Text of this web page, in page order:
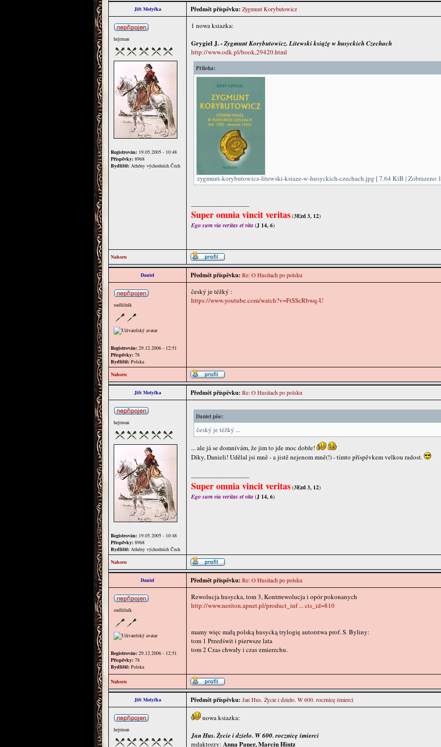
Jiří Motyčka Předmět příspěvku: Zygmunt Korybutowicz
hejtman
Registrován: 19.05.2005 - 10:48
Příspěvky: 8968
Bydliště: Athény východních Čech
1 nowa ksiazka:
Grygiel J. -Zygmunt Korybutowicz. Litewski książę w husyckich Czechach
http://www.odk.pl/book,29420.html
Příloha:
zygmunt-korybutowicz-litewski-ksiaze-w-husyckich-czechach.jpg [ 7.64 KiB | Zobrazeno
Super omnia vincit veritas (3Ezd 3, 12)
Ego sum via veritas et vita (J 14, 6)
Nahoru
Daniel Předmět příspěvku: Re: O Husitach po polsku
sudličník
Registrován: 29.12.2006 - 12:51
Příspěvky: 78
Bydliště: Polska
český je téžký :
https://www.youtube.com/watch?v=FtSScRbwq-U
Nahoru
Jiří Motyčka Předmět příspěvku: Re: O Husitach po polsku
hejtman
Registrován: 19.05.2005 - 10:48
Příspěvky: 8968
Bydliště: Athény východních Čech
Daniel píše:
český je téžký ...
... ale já se domnívám, že jim to jde moc dobře!
Díky, Danieli! Udělal jsi mně - a jistě nejenom mně(!) - tímto příspěvkem velkou radost.
Super omnia vincit veritas (3Ezd 3, 12)
Ego sum via veritas et vita (J 14, 6)
Nahoru
Daniel Předmět příspěvku: Re: O Husitach po polsku
sudličník
Registrován: 29.12.2006 - 12:51
Příspěvky: 78
Bydliště: Polska
Rewolucja husycka, tom 3, Kontrrewolucja i opór pokonanych
http://www.neriton.apnet.pl/product_inf ... cts_id=810
mamy więc małą polską husycką trylogię autorstwa prof. S. Byliny:
tom 1 Przedświt i pierwsze lata
tom 2 Czas chwały i czas zmierzchu.
Nahoru
Jiří Motyčka Předmět příspěvku: Jan Hus. Życie i dzieło. W 600. rocznicę śmierci
hejtman
nowa ksiazka:
Jan Hus. Życie i dzieło. W 600. rocznicę śmierci
redaktorzy: Anna Paner, Marcin Hintz